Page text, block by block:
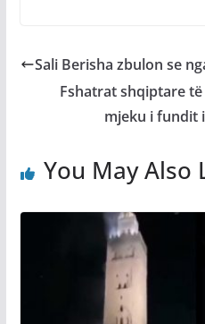
Sali Berisha zbulon se
Fshatrat shqiptare
mjeku i fundit
You May Also